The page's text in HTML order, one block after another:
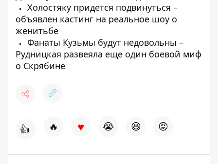
Холостяку придется подвинуться –
объявлен кастинг на реальное шоу о
женитьбе
Фанаты Кузьмы будут недовольны –
Рудницкая развеяла еще один боевой миф
о Скрябине
👍 🔥 ♥ 😭 😆 😡